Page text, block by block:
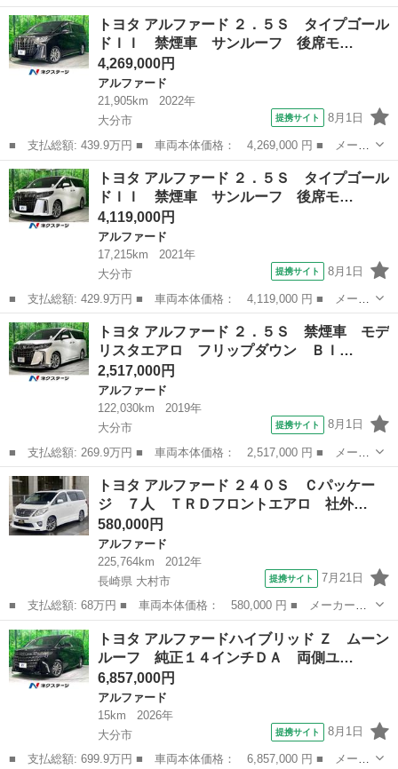
名： トヨタ ■ 車種名： アルファード ■ グレード名： ３５０
Ｓ ナビＴＶ／バックカメラ 両側パワースライドドア ＥＴＣ プ
ッシュスタート／...
大分 大分市 アルファード
トヨタ アルファード ２．５Ｓ タイプゴール
ドＩＩ 禁煙車 サンルーフ 後席モ…
4,269,000円
アルファード
21,905km
2022年
大分市
提携サイト 8月1日
■ 支払総額: 439.9万円 ■ 車両本体価格： 4,269,000 円 ■ メーカ
ー名： トヨタ ■ 車種名： アルファード ■ グレード名： ２．
５Ｓ タイプゴールドＩＩ 禁煙車 サンルーフ 後席モニター 純
正９イン...
大分 大分市 アルファード
トヨタ アルファード ２．５Ｓ タイプゴール
ドＩＩ 禁煙車 サンルーフ 後席モ…
4,119,000円
アルファード
17,215km
2021年
大分市
提携サイト 8月1日
■ 支払総額: 429.9万円 ■ 車両本体価格： 4,119,000 円 ■ メーカ
ー名： トヨタ ■ 車種名： アルファード ■ グレード名： ２．
５Ｓ タイプゴールドＩＩ 禁煙車 サンルーフ 後席モニター 純
正９イン...
大分 大分市 アルファード
トヨタ アルファード ２．５Ｓ 禁煙車 モデ
リスタエアロ フリップダウン ＢＩ…
2,517,000円
アルファード
122,030km
2019年
大分市
提携サイト 8月1日
■ 支払総額: 269.9万円 ■ 車両本体価格： 2,517,000 円 ■ メーカ
ー名： トヨタ ■ 車種名： アルファード ■ グレード名： ２．
５Ｓ 禁煙車 モデリスタエアロ フリップダウン ＢＩＧ－Ｘ９イ
ンチナビ...
大分 大分市 アルファード
トヨタ アルファード ２４０Ｓ Ｃパッケー
ジ ７人 ＴＲＤフロントエアロ 社外…
580,000円
アルファード
225,764km
2012年
長崎県 大村市
提携サイト 7月21日
■ 支払総額: 68万円 ■ 車両本体価格： 580,000 円 ■ メーカー
名： トヨタ ■ 車種名： アルファード ■ グレード名： ２４０
Ｓ Ｃパッケージ ７人 ＴＲＤフロントエアロ 社外アルミ ツイ
ンムーンルーフ ...
長崎 大村市 アルファード
トヨタ アルファードハイブリッド Ｚ ムーン
ルーフ 純正１４インチＤＡ 両側ユ…
6,857,000円
アルファード
15km
2026年
大分市
提携サイト 8月1日
■ 支払総額: 699.9万円 ■ 車両本体価格： 6,857,000 円 ■ メーカ